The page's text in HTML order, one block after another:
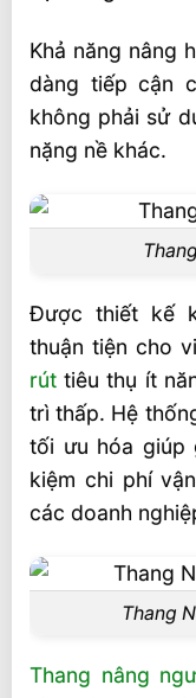
rút
Tư vấn
quan, video
Liên hệ
Khả năng nâng
dàng tiếp cận
không phải sử
nặng nề khác.
Được thiết kế
thuận tiện cho
rút tiêu thụ ít
trì thấp. Hệ
tối ưu hóa giúp
kiệm chi phí
các doanh
Thang
Thang nâng